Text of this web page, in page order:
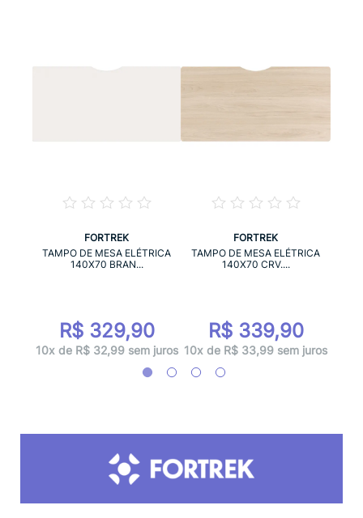
FORTREK
TAMPO DE MESA ELÉTRICA
140X70 BRAN...
R$ 329,90
10x de R$ 32,99 sem juros
FORTREK
TAMPO DE MESA ELÉTRICA
140X70 CRV....
R$ 339,90
10x de R$ 33,99 sem juros